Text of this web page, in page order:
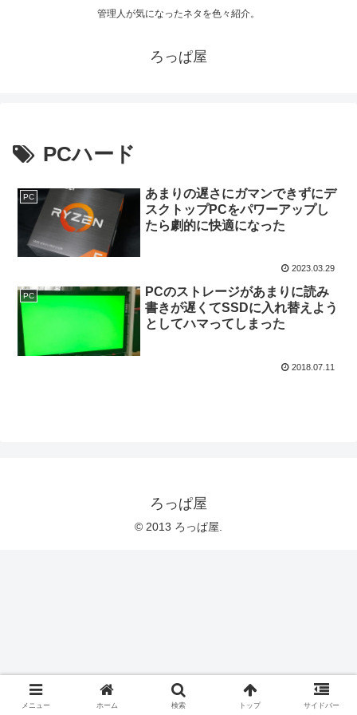
管理人が気になったネタを色々紹介。
ろっぱ屋
PCハード
PC
あまりの遅さにガマンできずにデ
スクトップPCをパワーアップし
たら劇的に快適になった
2023.03.29
PC
PCのストレージがあまりに読み
書きが遅くてSSDに入れ替えよう
としてハマってしまった
2018.07.11
ろっぱ屋
© 2013 ろっぱ屋.
メニュー ホーム 検索 トップ サイドバー